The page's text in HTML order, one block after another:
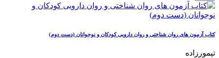
کتاب آزمون های روان شناختی و روان دارویی کودکان و نوجوانان (دست دوم)
تیمورزاده